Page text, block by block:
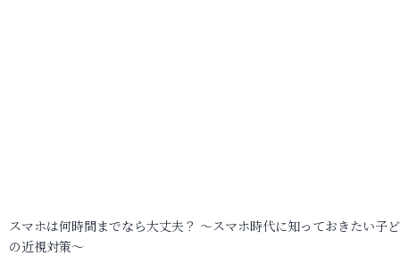
スマホは何時間までなら大丈夫？ ～スマホ時代に知っておきたい子
の近視対策～